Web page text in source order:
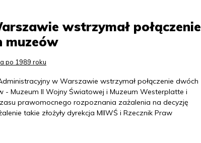
wstrzymał połączenie
muzeów
po 1989 roku
w Warszawie wstrzymał połączenie dwóch
- Muzeum II Wojny Światowej i Muzeum Westerplatte i
prawomocnego rozpoznania zażalenia na decyzję
takie złożyły dyrekcja MIIWŚ i Rzecznik Praw